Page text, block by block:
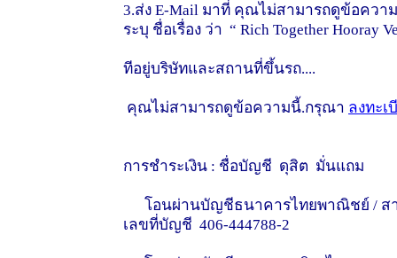
3.ส่ง E-Mail มาที่ คุณไม่สามารถดูข้อคว
ระบุ ชื่อเรื่อง ว่า “ Rich Together Hooray
ทีอยู่บริษัทและสถานที่ขึ้นรถ....
คุณไม่สามารถดูข้อความนี้.กรุณา ลงทะเ
การชำระเงิน : ชื่อบัญชี ดุสิต มั่นแถม
โอนผ่านบัญชีธนาคารไทยพาณิชย์ / ส
เลขที่บัญชี 406-444788-2